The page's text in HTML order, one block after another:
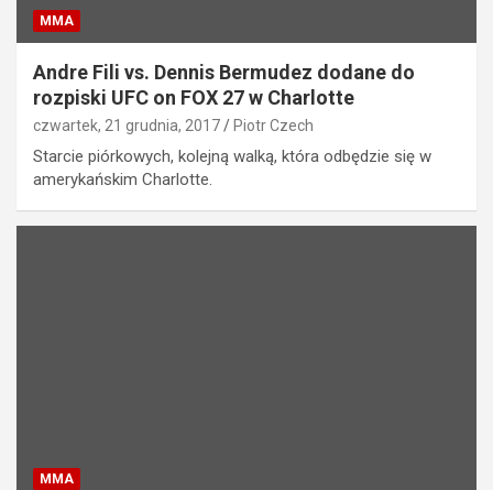
MMA
Andre Fili vs. Dennis Bermudez dodane do
rozpiski UFC on FOX 27 w Charlotte
czwartek, 21 grudnia, 2017 Piotr Czech
Starcie piórkowych, kolejną walką, która odbędzie się w
amerykańskim Charlotte.
MMA